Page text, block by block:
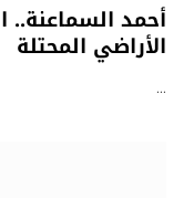
أحمد
الأراضي المحتلة
…